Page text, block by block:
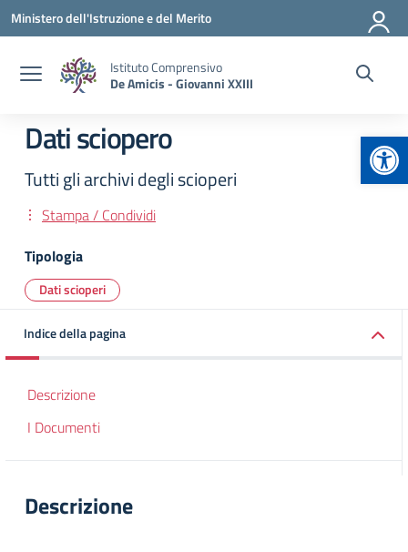
Vai ai contenuti
Vai al menu di navigazione
Vai al footer
Ministero dell'Istruzione e del Merito
Istituto Comprensivo
De Amicis - Giovanni XXIII
Dati sciopero
Tutti gli archivi degli scioperi
Stampa / Condividi
Tipologia
Dati scioperi
Indice della pagina
Descrizione
I Documenti
Descrizione